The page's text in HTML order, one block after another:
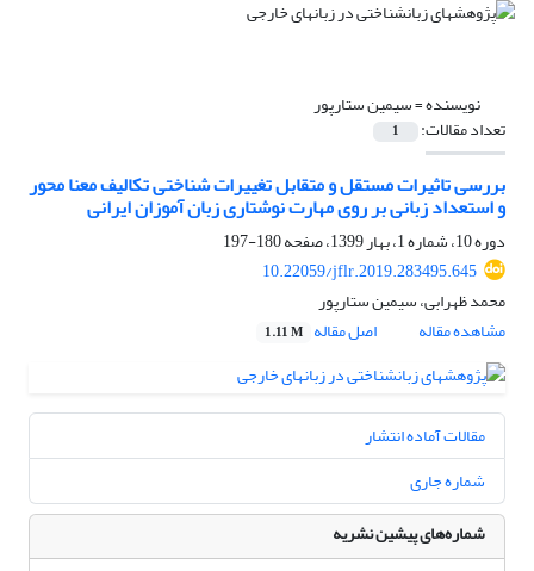
نویسنده =سیمین ستارپور
تعداد مقالات: 1
بررسی تاثیرات مستقل و متقابل تغییرات شناختی تکالیف معنا محور
و استعداد زبانی بر روی مهارت نوشتاری زبان آموزان ایرانی
دوره 10، شماره 1، بهار 1399، صفحه
180-197
10.22059/jflr.2019.283495.645
محمد ظهرابی، سیمین ستارپور
مشاهده مقاله
اصل مقاله 1.11 M
مقالات آماده انتشار
شماره جاری
شماره‌های پیشین نشریه